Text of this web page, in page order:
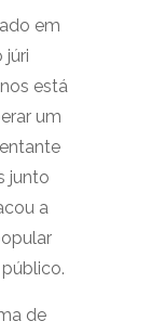
em
júri
está
um
junto
a
de